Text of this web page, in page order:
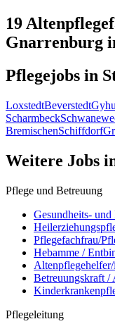
19
Gnarrenburg
Pflegejobs in
LoxstedtBeverstedt
Scharmbeck
BremischenSchiffdorf
Weitere Jobs
Pflege und Betreuung
Gesundheits-
Pflegefachfrau/
Hebamme /
Betreuungskraft /
Pflegeleitung